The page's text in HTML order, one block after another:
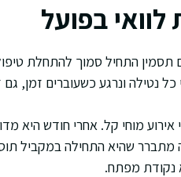
בפועל
תסמין התחיל סמוך להתחלת
נטילה ונרגע כשעוברים זמן,
התחילה קרטיה אחרי אירוע מוחי קל. אחרי
שהיא התחילה במקביל
נקודת מפתח.